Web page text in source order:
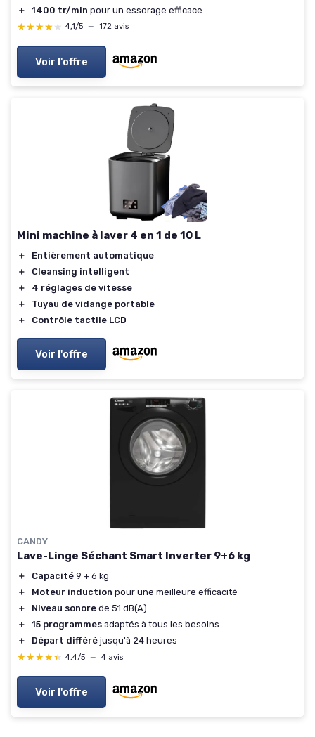
＋ 1400 tr/min pour un essorage efficace
★★★★★
★★★★★ 4,1/5 — 172 avis
Voir l'offre
Mini machine à laver 4 en 1 de 10 L
＋
Entièrement automatique
＋
Cleansing intelligent
＋
4 réglages de vitesse
＋
Tuyau de vidange portable
＋
Contrôle tactile LCD
Voir l'offre
CANDY
Lave-Linge Séchant Smart Inverter 9+6 kg
＋ Capacité 9 + 6 kg
＋
Moteur induction pour une meilleure efficacité
＋
Niveau sonore de 51 dB(A)
＋
15 programmes adaptés à tous les besoins
＋
Départ différé jusqu'à 24 heures
★★★★★
★★★★★ 4,4/5 — 4 avis
Voir l'offre